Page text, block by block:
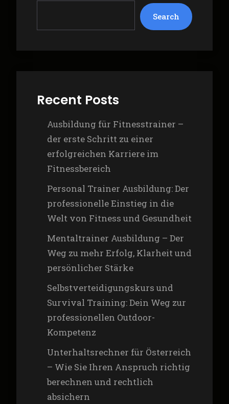
Search
Recent Posts
Ausbildung für Fitnesstrainer –
der erste Schritt zu einer
erfolgreichen Karriere im
Fitnessbereich
Personal Trainer Ausbildung: Der
professionelle Einstieg in die
Welt von Fitness und Gesundheit
Mentaltrainer Ausbildung – Der
Weg zu mehr Erfolg, Klarheit und
persönlicher Stärke
Selbstverteidigungskurs und
Survival Training: Dein Weg zur
professionellen Outdoor-
Kompetenz
Unterhaltsrechner für Österreich
– Wie Sie Ihren Anspruch richtig
berechnen und rechtlich
absichern